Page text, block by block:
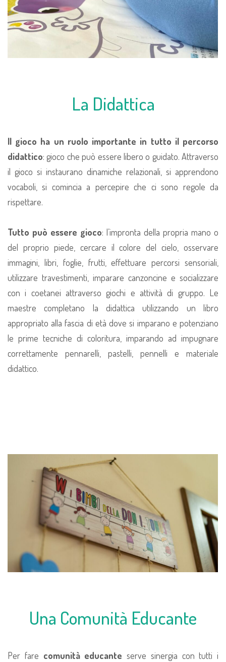
La Didattica
Il gioco ha un ruolo importante in tutto il percorso
didattico: gioco che può essere libero o guidato. Attraverso
il gioco si instaurano dinamiche relazionali, si apprendono
vocaboli, si comincia a percepire che ci sono regole da
rispettare.
Tutto può essere gioco: l’impronta della propria mano o
del proprio piede, cercare il colore del cielo, osservare
immagini, libri, foglie, frutti, effettuare percorsi sensoriali,
utilizzare travestimenti, imparare canzoncine e socializzare
con i coetanei attraverso giochi e attività di gruppo. Le
maestre completano la didattica utilizzando un libro
appropriato alla fascia di età dove si imparano e potenziano
le prime tecniche di coloritura, imparando ad impugnare
correttamente pennarelli, pastelli, pennelli e materiale
didattico.
Una Comunità Educante
Per fare comunità educante serve sinergia con tutti i